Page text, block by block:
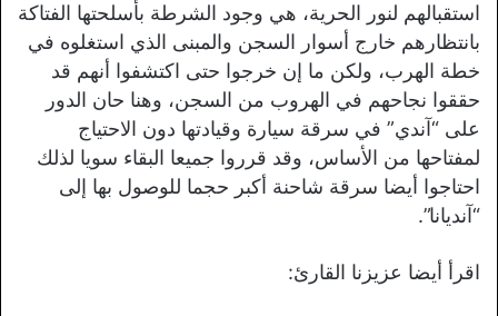
استقبالهم لنور الحرية، هي وجود الشرطة بأسلحتها الفتاكة
بانتظارهم خارج أسوار السجن والمبنى الذي استغلوه في
خطة الهرب، ولكن ما إن خرجوا حتى اكتشفوا أنهم قد
حققوا نجاحهم في الهروب من السجن، وهنا حان الدور
على “آندي” في سرقة سيارة وقيادتها دون الاحتياج
لمفتاحها من الأساس، وقد قرروا جميعا البقاء سويا لذلك
احتاجوا أيضا سرقة شاحنة أكبر حجما للوصول بها إلى
“آنديانا”.
اقرأ أيضا عزيزنا القارئ: